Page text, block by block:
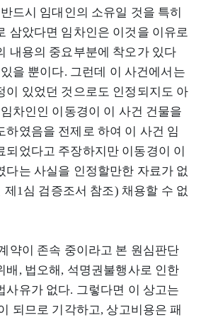
드시 임대인의 소유일 것을 특히
삼았다면 임차인은 이것을 이유로
내용의 중요부분에 착오가 있다
을 뿐이다. 그런데 이 사건에서는
이 있었던 것으로도 인정되지도 아
차인인 이동경이 이 사건 건물을
하였음을 전제로 하여 이 사건 임
되었다고 주장하지만 이동경이 이
다는 사실을 인정할만한 자료가 없
제1심 검증조서 참조) 채용할 수 없
약이 존속 중이라고 본 원심판단
배, 법오해, 석명권불행사로 인한
사유가 없다. 그렇다면 이 상고는
되므로 기각하고, 상고비용은 패